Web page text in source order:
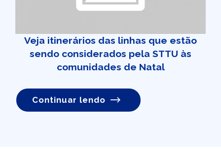
Veja itinerários das linhas que estão
sendo considerados pela STTU às
comunidades de Natal
Continuar lendo